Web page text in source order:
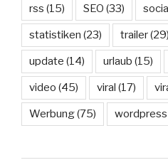
rss (15) SEO (33)
statistiken (23) trailer(29)
update (14) urlaub (15)
video (45) viral (17)
Werbung(75) wordpress